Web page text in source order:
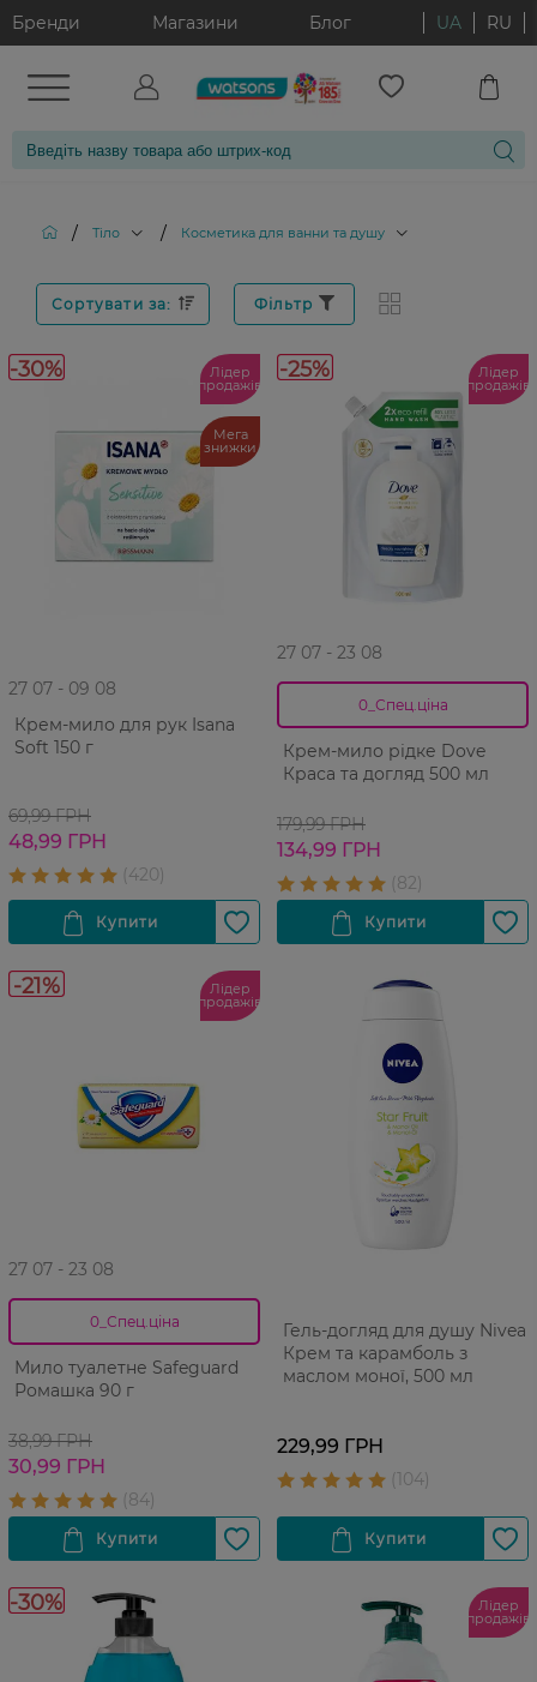
Бренди Магазини Блог UA RU
/ Тіло / Косметика для ванни та душу
Сортувати за: Фільтр
-30% Лідер
продажів
Мега
знижки
27 07 - 09 08
Крем-мило для рук Isana
Soft 150 г
69,99 ГРН
48,99 ГРН
-25% Лідер
продажів
27 07 - 23 08
0_Спец.ціна
Крем-мило рідке Dove
Краса та догляд 500 мл
179,99 ГРН
134,99 ГРН
-21% Лідер
продажів
27 07 - 23 08
0_Спец.ціна
Мило туалетне Safeguard
Ромашка 90 г
38,99 ГРН
30,99 ГРН
Гель-догляд для душу Nivea
Крем та карамболь з
маслом моної, 500 мл
229,99 ГРН
-30% Лідер
продажів